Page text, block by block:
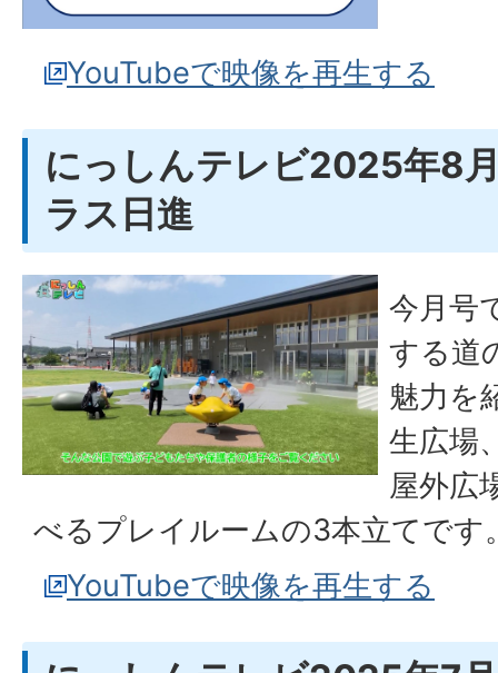
YouTubeで映像を再生する
にっしんテレビ2025年8
ラス日進
今月号
する道
魅力を
生広場
屋外広
べるプレイルームの3本立てです
YouTubeで映像を再生する